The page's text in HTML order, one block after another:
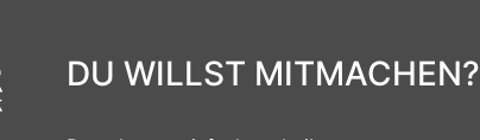
DU WILLST MITMACHEN?